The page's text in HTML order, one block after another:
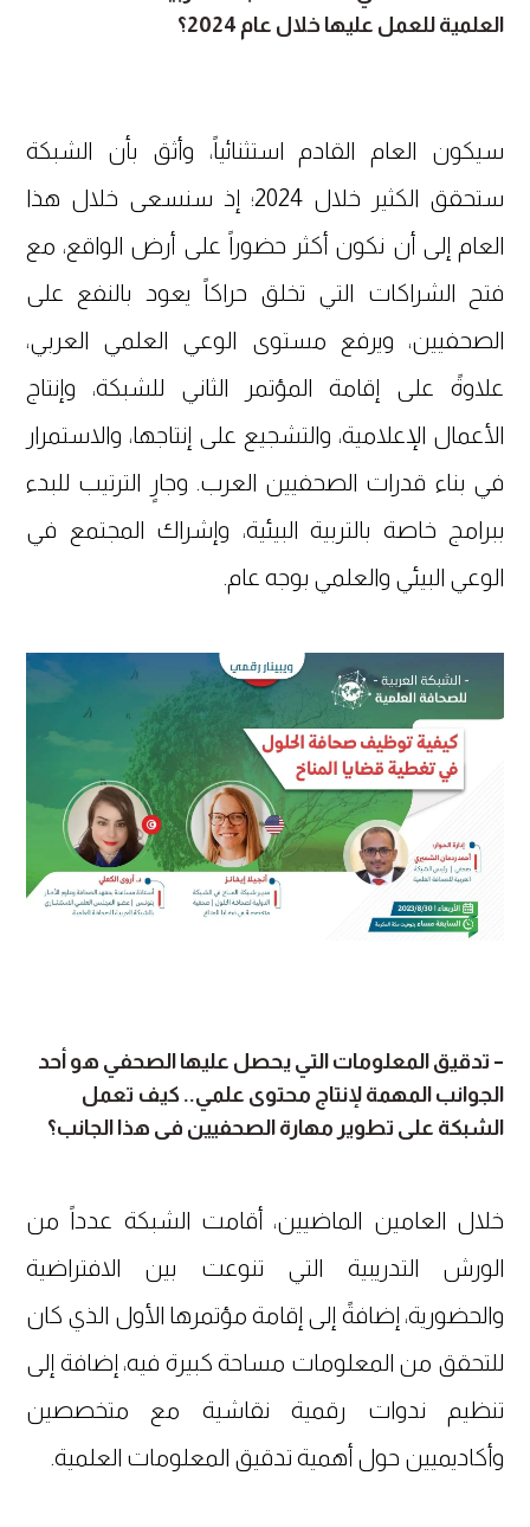
العلمية للعمل عليها خلال عام 2024؟
سيكون العام القادم استثنائياً، وأثق بأن الشبكة
ستحقق الكثير خلال 2024؛ إذ سنسعى خلال هذا
العام إلى أن نكون أكثر حضوراً على أرض الواقع، مع
فتح الشراكات التي تخلق حراكاً يعود بالنفع على
الصحفيين، ويرفع مستوى الوعي العلمي العربي،
علاوةً على إقامة المؤتمر الثاني للشبكة، وإنتاج
الأعمال الإعلامية، والتشجيع على إنتاجها، والاستمرار
في بناء قدرات الصحفيين العرب. وجارٍ الترتيب للبدء
ببرامج خاصة بالتربية البيئية، وإشراك المجتمع في
الوعي البيئي والعلمي بوجه عام.
– تدقيق المعلومات التي يحصل عليها الصحفي هو أحد
الجوانب المهمة لإنتاج محتوى علمي.. كيف تعمل
الشبكة على تطوير مهارة الصحفيين في هذا الجانب؟
خلال العامين الماضيين، أقامت الشبكة عدداً من
الورش التدريبية التي تنوعت بين الافتراضية
والحضورية، إضافةً إلى إقامة مؤتمرها الأول الذي كان
للتحقق من المعلومات مساحة كبيرة فيه، إضافة إلى
تنظيم ندوات رقمية نقاشية مع متخصصين
وأكاديميين حول أهمية تدقيق المعلومات العلمية.